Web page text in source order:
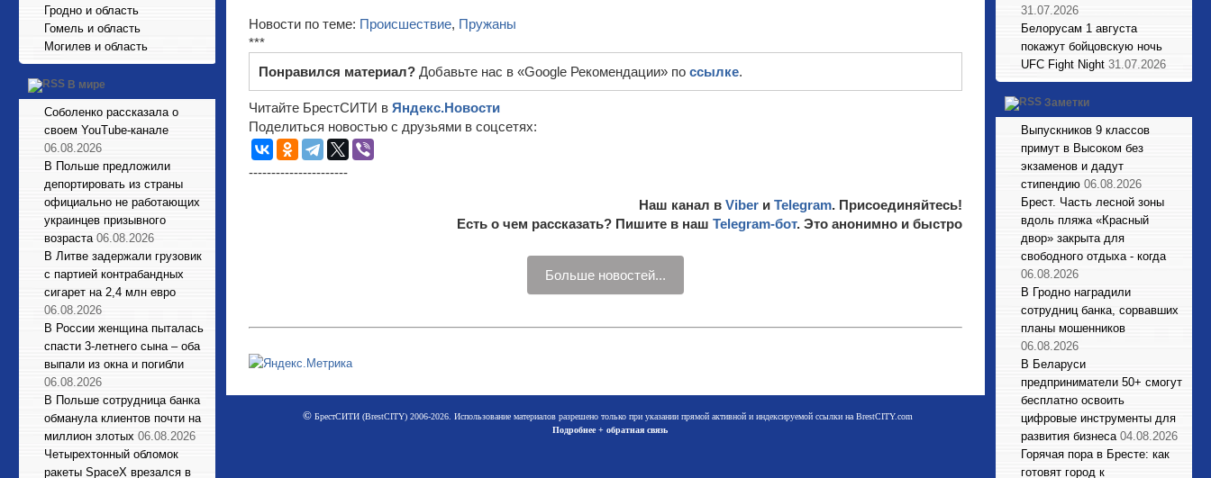
Гродно и область
Гомель и область
Могилев и область
В мире
Соболенко рассказала о
своем YouTube-канале
06.08.2026
В Польше предложили
депортировать из страны
официально не работающих
украинцев призывного
возраста 06.08.2026
В Литве задержали грузовик
с партией контрабандных
сигарет на 2,4 млн евро
06.08.2026
В России женщина пыталась
спасти 3-летнего сына – оба
выпали из окна и погибли
06.08.2026
В Польше сотрудница банка
обманула клиентов почти на
миллион злотых 06.08.2026
Четырехтонный обломок
ракеты SpaceX врезался в
Новости по теме: Происшествие, Пружаны
***
Понравился материал? Добавьте нас в «Google Рекомендации» по ссылке.
Читайте БрестСИТИ в Яндекс.Новости
Поделиться новостью с друзьями в соцсетях:
----------------------
Наш канал в Viber и Telegram. Присоединяйтесь!
Есть о чем рассказать? Пишите в наш Telegram-бот. Это анонимно и быстро
Больше новостей...
©БрестСИТИ (BrestCITY) 2006-2026. Использование материалов разрешено только при указании прямой активной и индексируемой ссылки на BrestCITY.com
Подробнее + обратная связь
31.07.2026
Белорусам 1 августа
покажут бойцовскую ночь
UFC Fight Night 31.07.2026
Заметки
Выпускников 9 классов
примут в Высоком без
экзаменов и дадут
стипендию 06.08.2026
Брест. Часть лесной зоны
вдоль пляжа «Красный
двор» закрыта для
свободного отдыха - когда
06.08.2026
В Гродно наградили
сотрудниц банка, сорвавших
планы мошенников
06.08.2026
В Беларуси
предприниматели 50+ смогут
бесплатно освоить
цифровые инструменты для
развития бизнеса 04.08.2026
Горячая пора в Бресте: как
готовят город к